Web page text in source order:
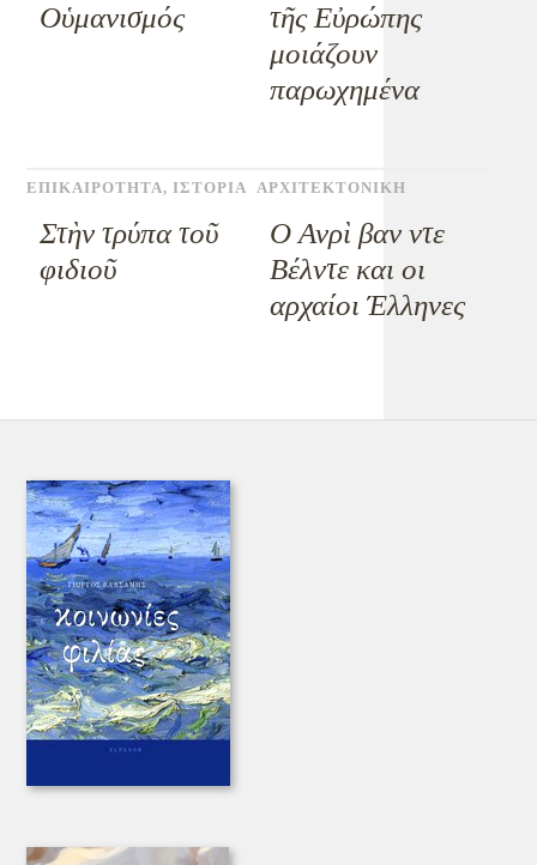
Οὑμανισμός
τῆς Εὐρώπης
μοιάζουν
παρωχημένα
ΕΠΙΚΑΙΡΟΤΗΤΑ, ΙΣΤΟΡΙΑ
Στὴν τρύπα τοῦ
φιδιοῦ
ΑΡΧΙΤΕΚΤΟΝΙΚΗ
Ο Ανρὶ βαν ντε
Βέλντε και οι
αρχαίοι Έλληνες